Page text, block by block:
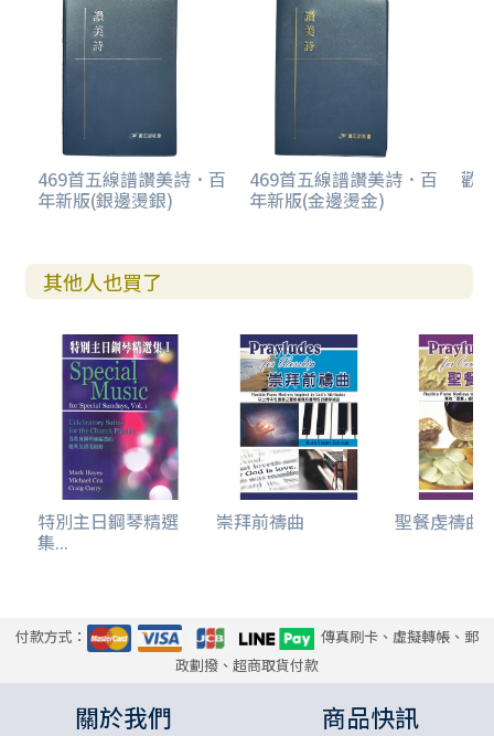
469首五線譜讚美詩．百
年新版(銀邊燙銀)
469首五線譜讚美詩．百
年新版(金邊燙金)
歡
其他人也買了
特別主日鋼琴精選
集...
崇拜前禱曲 聖餐虔禱曲
付款方式：
傳真刷卡、虛擬轉帳、郵
政劃撥、超商取貨付款
關於我們 商品快訊